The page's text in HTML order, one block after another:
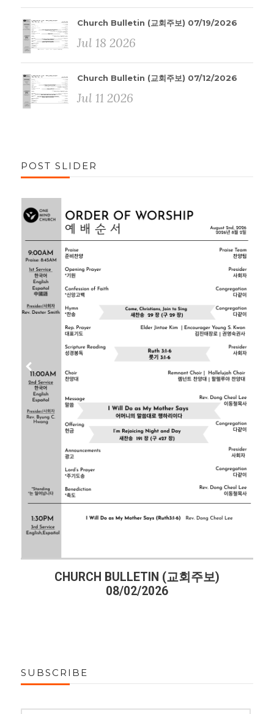
Church Bulletin (교회주보) 07/19/2026
Jul 18 2026
Church Bulletin (교회주보) 07/12/2026
Jul 11 2026
POST SLIDER
CHURCH BULLETIN (교회주보)
08/02/2026
SUBSCRIBE